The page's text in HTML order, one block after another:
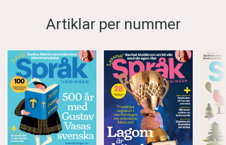
Artiklar per nummer